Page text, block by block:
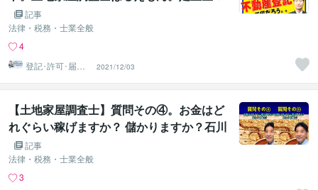
石川土地家屋調査士･行政書士･海事代理士
事務所：足立区西新井栗原つくし保育園隣
り：登記測量・図面作成
記事
法律・税務・士業全般
4
登記･許可･届
出、各種図面作
成
2021/12/03
【土地家屋調査士】質問その④。お金はど
れぐらい稼げますか？ 儲かりますか？石川
土地家屋調査士･行政書士･海事代理士事務
所
記事
法律・税務・士業全般
3